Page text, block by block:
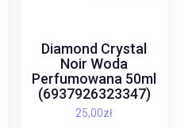
Diamond Crystal
Noir Woda
Perfumowana 50ml
(6937926323347)
25,00zł